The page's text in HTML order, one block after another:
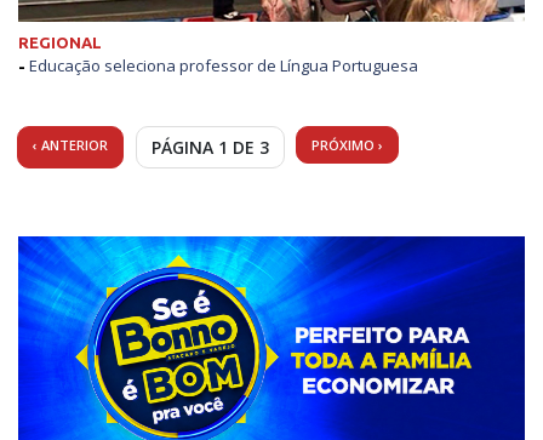
REGIONAL
- Educação seleciona professor de Língua Portuguesa
‹ ANTERIOR PÁGINA 1 DE 3 PRÓXIMO ›